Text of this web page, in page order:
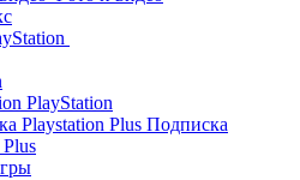
PlayStation
Подписка